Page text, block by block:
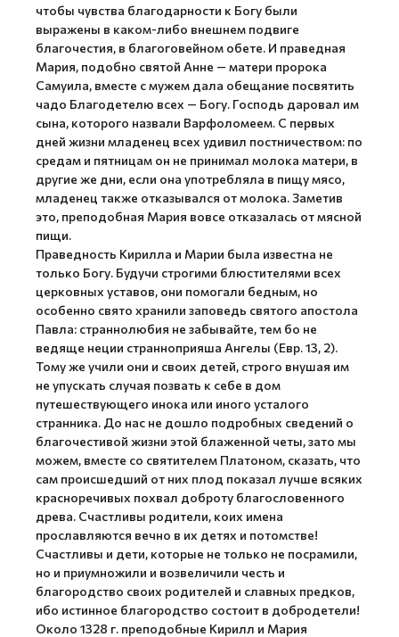
чтобы чувства благодарности к Богу были
выражены в каком-либо внешнем подвиге
благочестия, в благоговейном обете. И праведная
Мария, подобно святой Анне — матери пророка
Самуила, вместе с мужем дала обещание посвятить
чадо Благодетелю всех — Богу. Господь даровал им
сына, которого назвали Варфоломеем. С первых
дней жизни младенец всех удивил постничеством: по
средам и пятницам он не принимал молока матери, в
другие же дни, если она употребляла в пищу мясо,
младенец также отказывался от молока. Заметив
это, преподобная Мария вовсе отказалась от мясной
пищи.
Праведность Кирилла и Марии была известна не
только Богу. Будучи строгими блюстителями всех
церковных уставов, они помогали бедным, но
особенно свято хранили заповедь святого апостола
Павла: страннолюбия не забывайте, тем бо не
ведяще неции странноприяша Ангелы (Евр. 13, 2).
Тому же учили они и своих детей, строго внушая им
не упускать случая позвать к себе в дом
путешествующего инока или иного усталого
странника. До нас не дошло подробных сведений о
благочестивой жизни этой блаженной четы, зато мы
можем, вместе со святителем Платоном, сказать, что
сам происшедший от них плод показал лучше всяких
красноречивых похвал доброту благословенного
древа. Счастливы родители, коих имена
прославляются вечно в их детях и потомстве!
Счастливы и дети, которые не только не посрамили,
но и приумножили и возвеличили честь и
благородство своих родителей и славных предков,
ибо истинное благородство состоит в добродетели!
Около 1328 г. преподобные Кирилл и Мария